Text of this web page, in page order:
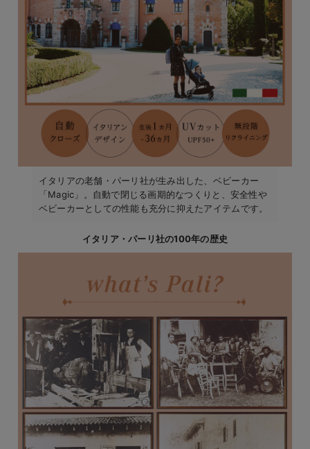
イタリアの老舗・パーリ社が生み出した、ベビーカー
「Magic」。自動で閉じる画期的なつくりと、安全性や
ベビーカーとしての性能も充分に抑えたアイテムです。
イタリア・パーリ社の100年の歴史